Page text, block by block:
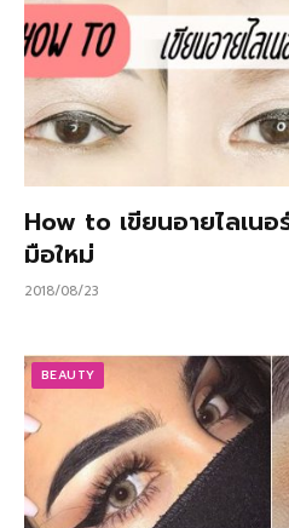
How to เขียนอายไลเน
มือใหม่
2018/08/23
BEAUTY